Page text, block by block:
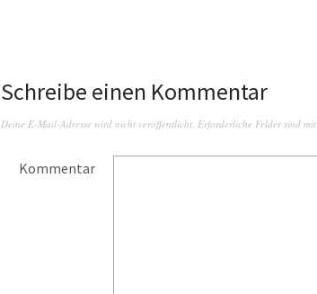
Schreibe einen Kommentar
Deine E-Mail-Adresse wird nicht veröffentlicht. Erforderliche Felder sind mit
Kommentar